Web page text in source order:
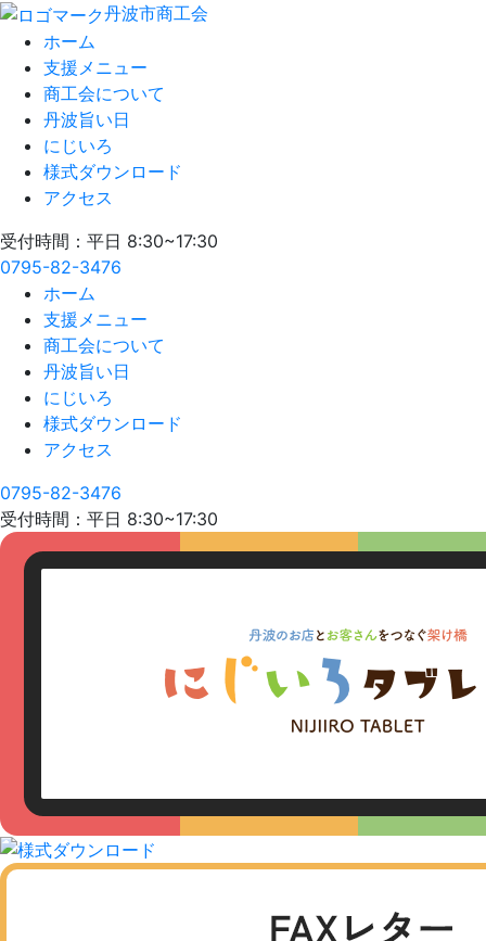
丹波市商工会
ホーム
支援メニュー
商工会について
丹波旨い日
にじいろ
様式ダウンロード
アクセス
受付時間：平日 8:30~17:30
0795-82-3476
ホーム
支援メニュー
商工会について
丹波旨い日
にじいろ
様式ダウンロード
アクセス
0795-82-3476
受付時間：平日 8:30~17:30